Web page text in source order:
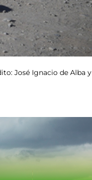
José Ignacio de Alba y